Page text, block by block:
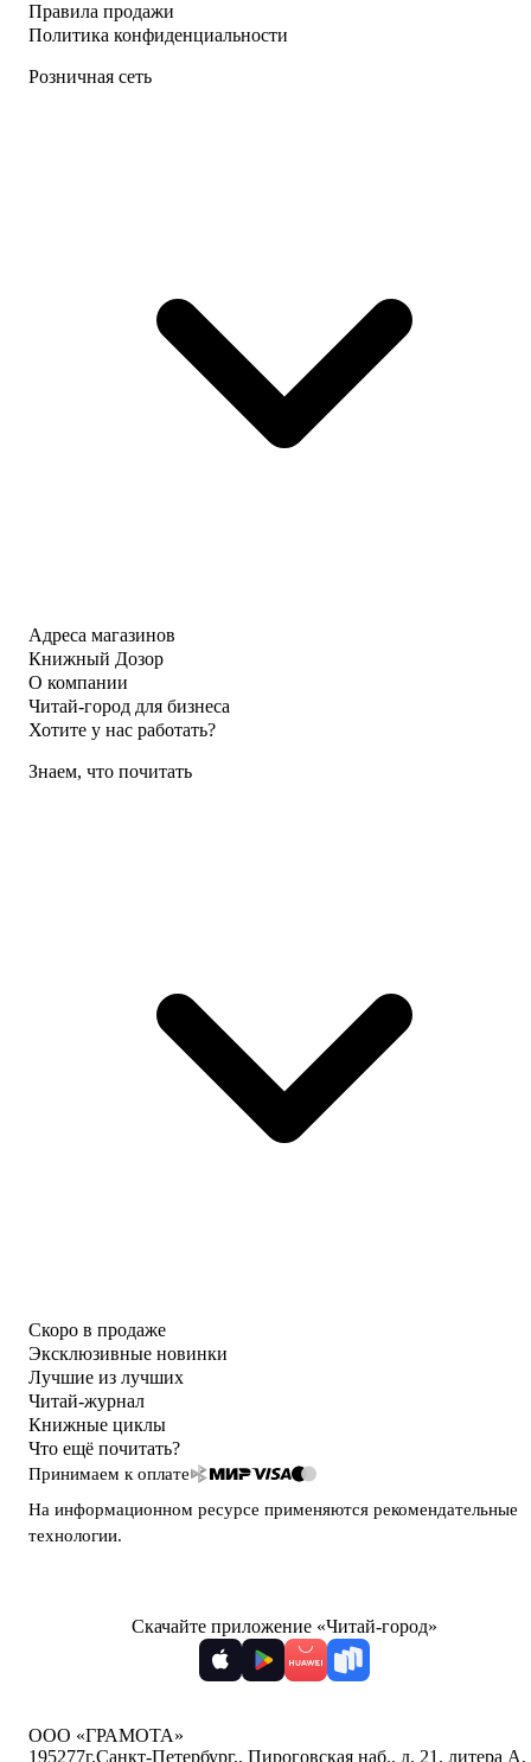
Правила продажи
Политика конфиденциальности
Розничная сеть
Адреса магазинов
Книжный Дозор
О компании
Читай-город для бизнеса
Хотите у нас работать?
Знаем, что почитать
Скоро в продаже
Эксклюзивные новинки
Лучшие из лучших
Читай-журнал
Книжные циклы
Что ещё почитать?
Принимаем к оплате
На информационном ресурсе применяются рекомендательные
технологии.
Скачайте приложение «Читай-город»
ООО «ГРАМОТА»
195277г.Санкт-Петербург,, Пироговская наб., д. 21, литера А,